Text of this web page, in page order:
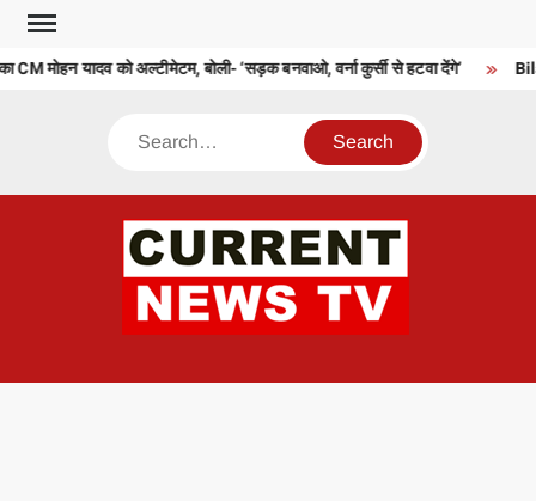
Skip
content
मोहन यादव को अल्टीमेटम, बोली- ‘सड़क बनवाओ, वर्ना कुर्सी से हटवा देंगे’
Search